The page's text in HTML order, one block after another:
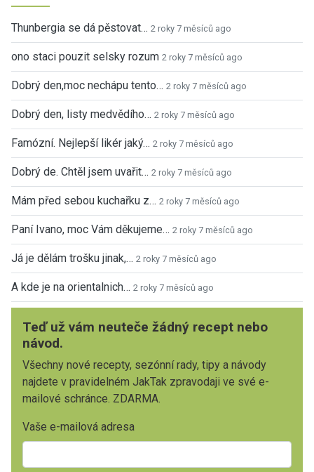
Thunbergia se dá pěstovat… 2 roky 7 měsíců ago
ono staci pouzit selsky rozum 2 roky 7 měsíců ago
Dobrý den,moc nechápu tento… 2 roky 7 měsíců ago
Dobrý den, listy medvědího… 2 roky 7 měsíců ago
Famózní. Nejlepší likér jaký… 2 roky 7 měsíců ago
Dobrý de. Chtěl jsem uvařit… 2 roky 7 měsíců ago
Mám před sebou kuchařku z… 2 roky 7 měsíců ago
Paní Ivano, moc Vám děkujeme… 2 roky 7 měsíců ago
Já je dělám trošku jinak,… 2 roky 7 měsíců ago
A kde je na orientalnich… 2 roky 7 měsíců ago
Teď už vám neuteče žádný recept nebo
návod.
Všechny nové recepty, sezónní rady, tipy a návody
najdete v pravidelném JakTak zpravodaji ve své e-
mailové schránce. ZDARMA.
Vaše e-mailová adresa